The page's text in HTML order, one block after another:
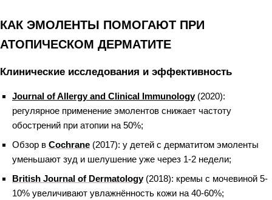
КАК ЭМОЛЕНТЫ ПОМОГАЮТ ПРИ
АТОПИЧЕСКОМ ДЕРМАТИТЕ
Клинические исследования и эффективность
Journal of Allergy and Clinical Immunology(2020):
регулярное применение эмолентов снижает частоту
обострений при атопии на 50%;
Обзор в Cochrane (2017): у детей с дерматитом эмоленты
уменьшают зуд и шелушение уже через 1-2 недели;
British Journal of Dermatology(2018): кремы с мочевиной 5-
10% увеличивают увлажнённость кожи на 40-60%;